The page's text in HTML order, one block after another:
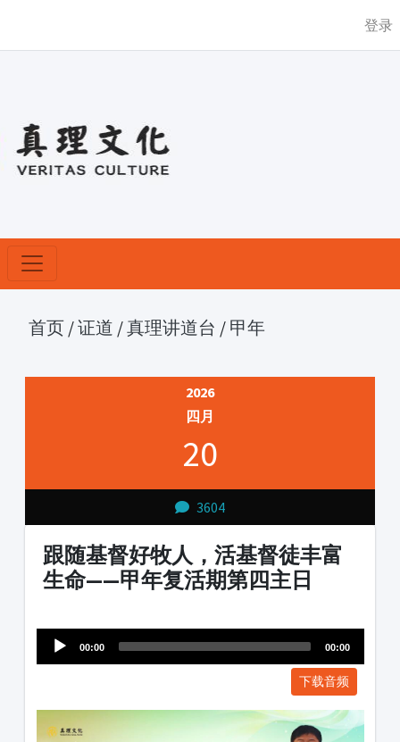
登录
首页 /证道 /真理讲道台 / 甲年
2026
四月
20
3604
跟随基督好牧人，活基督徒丰富
生命——甲年复活期第四主日
Player
00:00 00:00
下载音频